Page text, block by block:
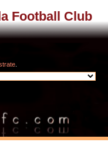
Football Club